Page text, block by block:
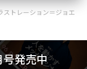
トレーション＝ジョエ
発売中